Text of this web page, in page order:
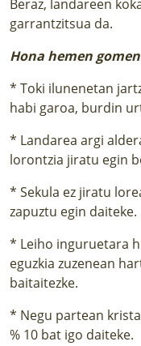
Beraz, landareen
garrantzitsua da.
Hona hemen
* Toki ilunenetan
habi garoa, burdin
* Landarea argi
lorontzia jiratu egin
* Sekula ez jiratu
zapuztu egin daiteke.
* Leiho inguruetara
eguzkia zuzenean
baitaitezke.
* Negu partean
% 10 bat igo daiteke.